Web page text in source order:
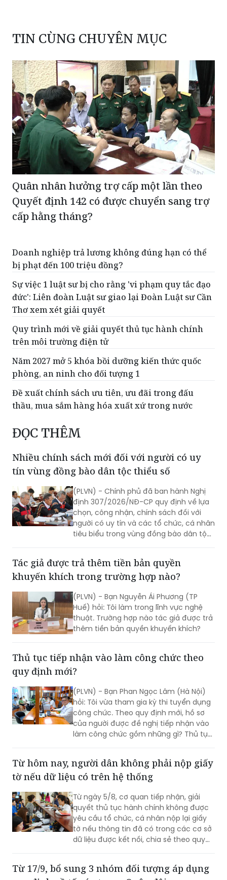
TIN CÙNG CHUYÊN MỤC
Quân nhân hưởng trợ cấp một lần theo
Quyết định 142 có được chuyển sang trợ
cấp hằng tháng?
Doanh nghiệp trả lương không đúng hạn có thể
bị phạt đến 100 triệu đồng?
Sự việc 1 luật sư bị cho rằng 'vi phạm quy tắc đạo
đức': Liên đoàn Luật sư giao lại Đoàn Luật sư Cần
Thơ xem xét giải quyết
Quy trình mới về giải quyết thủ tục hành chính
trên môi trường điện tử
Năm 2027 mở 5 khóa bồi dưỡng kiến thức quốc
phòng, an ninh cho đối tượng 1
Đề xuất chính sách ưu tiên, ưu đãi trong đấu
thầu, mua sắm hàng hóa xuất xứ trong nước
ĐỌC THÊM
Nhiều chính sách mới đối với người có uy
tín vùng đồng bào dân tộc thiểu số
(PLVN) - Chính phủ đã ban hành Nghị
định 307/2026/NĐ-CP quy định về lựa
chọn, công nhận, chính sách đối với
người có uy tín và các tổ chức, cá nhân
tiêu biểu trong vùng đồng bào dân tộc
vật chất, đồng thời tiếp tục duy trì các
chính sách động viên tinh thần cho
Tác giả được trả thêm tiền bản quyền
khuyến khích trong trường hợp nào?
(PLVN) - Bạn Nguyễn Ái Phương (TP
Huế) hỏi: Tôi làm trong lĩnh vực nghệ
thuật. Trường hợp nào tác giả được trả
thêm tiền bản quyền khuyến khích?
Thủ tục tiếp nhận vào làm công chức theo
quy định mới?
(PLVN) - Bạn Phan Ngọc Lâm (Hà Nội)
hỏi: Tôi vừa tham gia kỳ thi tuyển dụng
công chức. Theo quy định mới, hồ sơ
của người được đề nghị tiếp nhận vào
làm công chức gồm những gì? Thủ tục
Từ hôm nay, người dân không phải nộp giấy
tờ nếu dữ liệu có trên hệ thống
Từ ngày 5/8, cơ quan tiếp nhận, giải
quyết thủ tục hành chính không được
yêu cầu tổ chức, cá nhân nộp lại giấy
tờ nếu thông tin đã có trong các cơ sở
dữ liệu được kết nối, chia sẻ theo quy
Chính phủ ban hành.
Từ 17/9, bổ sung 3 nhóm đối tượng áp dụng